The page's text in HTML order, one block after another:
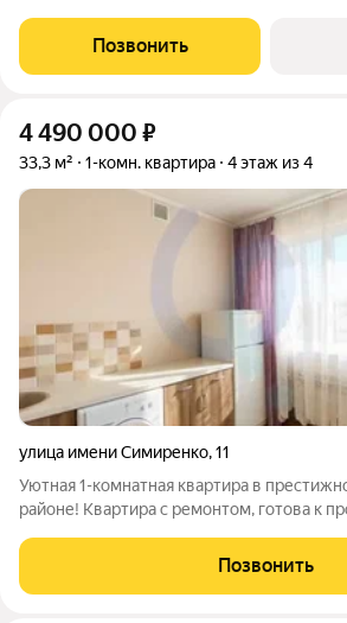
аспектом этого предложения является
машин,закрытая
Позвонить
4 490 000 ₽
33,3 м² 1-комн. квартира 4 этаж из 4
улица имени Симиренко,11
Уютная 1-комнатная квартира в
районе! Квартира с ремонтом, готова к
комната правильной формы с выходом на
балкон. Дом расположен на закрытой
Позвонить